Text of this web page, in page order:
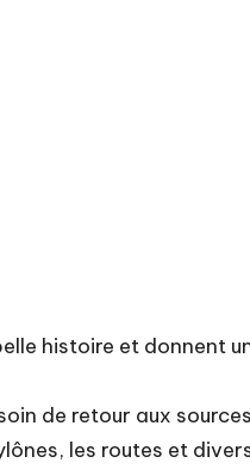
histoire et donnent
de retour aux
les routes et